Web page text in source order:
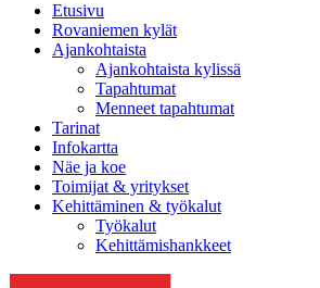
Etusivu
Rovaniemen kylät
Ajankohtaista
Ajankohtaista kylissä
Tapahtumat
Menneet tapahtumat
Tarinat
Infokartta
Näe ja koe
Toimijat & yritykset
Kehittäminen & työkalut
Työkalut
Kehittämishankkeet